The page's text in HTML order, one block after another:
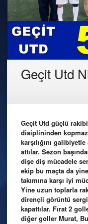
Geçit Utd
Geçit Utd güçlü
disiplininden
karşılığını
attılar. Sezon
dişe diş mücadele
ekip bu maçta da
takımına karşı iyi
Yine uzun toplarla
dirençli görüntü
kapattılar. Fırat 2
diğer goller Murat,